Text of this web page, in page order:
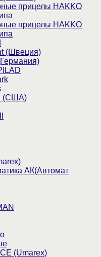
прицелы HAKKO
прицелы HAKKO
(Швеция)
(США)
АК(Автомат
(Umarex)